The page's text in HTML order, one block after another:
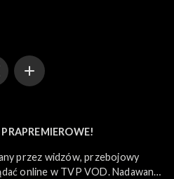
przez widzów, przebojowy
online w TVP VOD. Nadawany